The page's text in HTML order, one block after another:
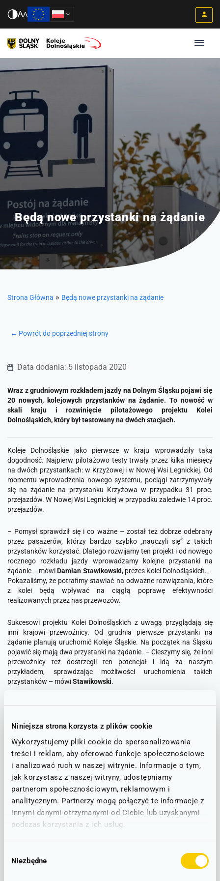
Niniejsza strona korzysta z plików cookie
Wykorzystujemy pliki cookie do spersonalizowania
treści i reklam, aby oferować funkcje społecznościowe
i analizować ruch w naszej witrynie. Informacje o tym,
jak korzystasz z naszej witryny, udostępniamy
partnerom społecznościowym, reklamowym i
analitycznym. Partnerzy mogą połączyć te informacje z
innymi danymi otrzymanymi od Ciebie lub uzyskanymi
podczas korzystania z ich usług.
zgody
Niezbędne
AA
Będą nowe przystanki na żądanie
Strona Główna » Będą nowe przystanki na żądanie
← Powrót do poprzedniej strony
Data dodania: 5 listopada 2020
Wraz z grudniowym rozkładem jazdy na Dolnym Śląsku pojawi się
20 nowych, kolejowych przystanków na żądanie. To nowość w
skali kraju i rozwinięcie pilotażowego projektu Kolei
Dolnośląskich, który był testowany na dwóch stacjach.
Koleje Dolnośląskie jako pierwsze w kraju wprowadziły taką
dogodność. Najpierw pilotażowo testy trwały przez kilka miesięcy
na dwóch przystankach: w Krzyżowej i w Nowej Wsi Legnickiej. Od
momentu wprowadzenia nowego systemu, pociągi zatrzymywały
się na żądanie na przystanku Krzyżowa w przypadku 31 proc.
przejazdów. W Nowej Wsi Legnickiej w przypadku zaledwie 14 proc.
przejazdów.
– Pomysł sprawdził się i co ważne – został też dobrze odebrany
przez pasażerów, którzy bardzo szybko „nauczyli się” z takich
przystanków korzystać. Dlatego rozwijamy ten projekt i od nowego
rocznego rozkładu jazdy wprowadzamy kolejne przystanki na
żądanie – mówiDamian Stawikowski, prezes Kolei Dolnośląskich. –
Pokazaliśmy, że potrafimy stawiać na odważne rozwiązania, które
z kolei będą wpływać na ciągłą poprawę efektywności
realizowanych przez nas przewozów.
Sukcesowi projektu Kolei Dolnośląskich z uwagą przyglądają się
inni krajowi przewoźnicy. Od grudnia pierwsze przystanki na
żądanie planują uruchomić Koleje Śląskie. Na początek na Śląsku
pojawić się mają dwa przystanki na żądanie. – Cieszymy się, że inni
przewoźnicy też dostrzegli ten potencjał i idą za naszym
przykładem, sprawdzając możliwości uruchomienia takich
przystanków – mówiStawikowski.
Nowe przystanki na żądanie
Od nowego rocznego rozkładu jazdy, który zacznie obowiązywać
Krzyżowej i Nowej Wsi Legnickiej na pewno dołączą: Bierkowice,
Błażkowa, Bolesławice Świdnickie, Gorzuchów Kłodzki, Górzyniec,
Jedlina Górna, Kłodzko Książek, Kłodzko Zagórze, Kulin Kłodzki,
Kwieciszowice, Lewin Kłodzki, Młyńsko, Nowa Ruda Przedmieście,
Nowa Ruda Zdrojowisko, Stary Wielisław, Studzianka, Ubocze,
Unisław Śląski oraz Wierzchowice. Wciąż trwają prace nad
uruchomieniem przystanku na żądanie w Suszce. Wszystkie one
zostaną oznaczone specjalnymi piktogramami.
– Tak szybkie wcielenie w życie koncepcji przystanków na żądanie
dziedzinie kolei pasażerskiej
Tymoteusz Myrda, członek
zarządu Województwa Dolnośląskiego. –
Widzimy, z jak dużą